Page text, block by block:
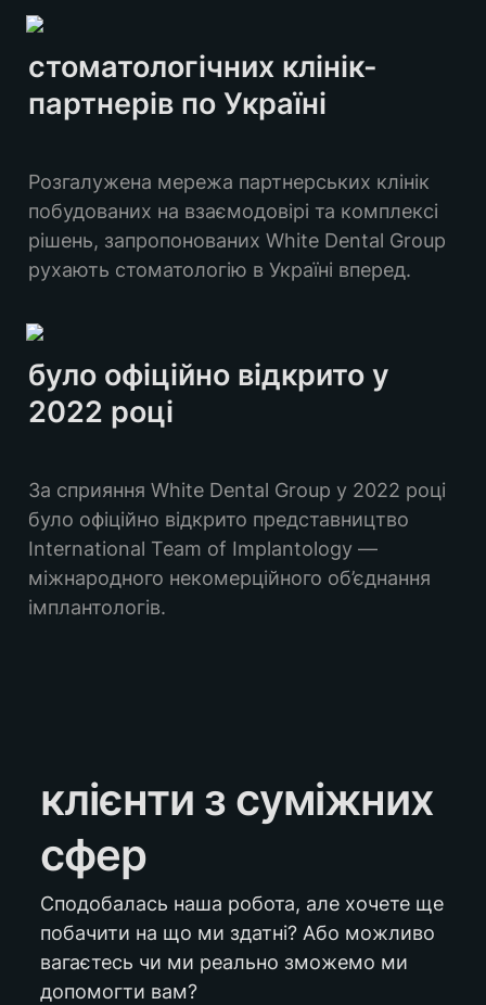
стоматологічних клінік-
партнерів по Україні
Розгалужена мережа партнерських клінік
побудованих на взаємодовірі та комплексі
рішень, запропонованих White Dental Group
рухають стоматологію в Україні вперед.
було офіційно відкрито у
2022 році
За сприяння White Dental Group у 2022 році
було офіційно відкрито представництво
International Team of Implantology —
міжнародного некомерційного об’єднання
імплантологів.
клієнти з суміжних
сфер
Сподобалась наша робота, але хочете ще
побачити на що ми здатні? Або можливо
вагаєтесь чи ми реально зможемо ми
допомогти вам?